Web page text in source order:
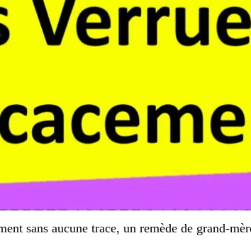
sans aucune trace, un remède de grand-